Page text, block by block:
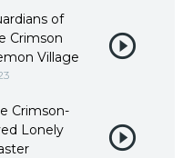
of
Crimson
Village
Crimson-
Lonely